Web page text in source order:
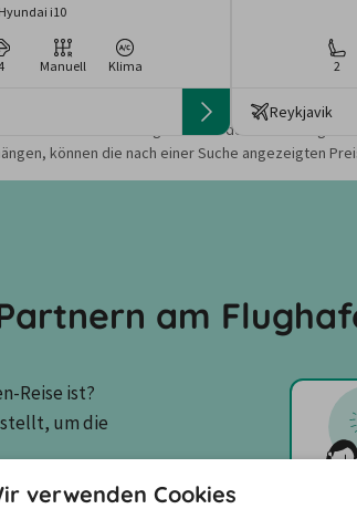
Hyundai i10
Manuell Klima 2
Reykjavik
auf den Suchergebnissen der letzten Tage.
können die nach einer Suche angezeigten
am
Reise ist?
um die
verwenden Cookies